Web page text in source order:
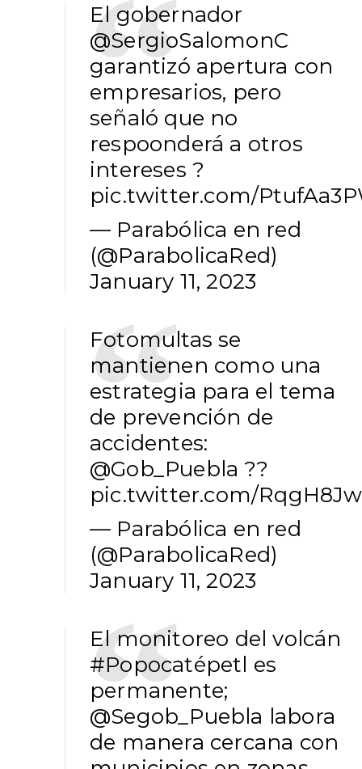
El gobernador
@SergioSalomonC
garantizó apertura con
empresarios, pero
señaló que no
respoonderá a otros
intereses ?
pic.twitter.com/
— Parabólica en red
(@ParabolicaRed)
January 11, 2023
Fotomultas se
mantienen como una
estrategia para el tema
de prevención de
accidentes:
@Gob_Puebla ??
pic.twitter.com/
— Parabólica en red
(@ParabolicaRed)
January 11, 2023
El monitoreo del volcán
#Popocatépetl es
permanente;
@Segob_Puebla labora
de manera cercana con